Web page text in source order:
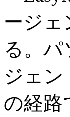
ージェ
る。パ
ジェ
の経路